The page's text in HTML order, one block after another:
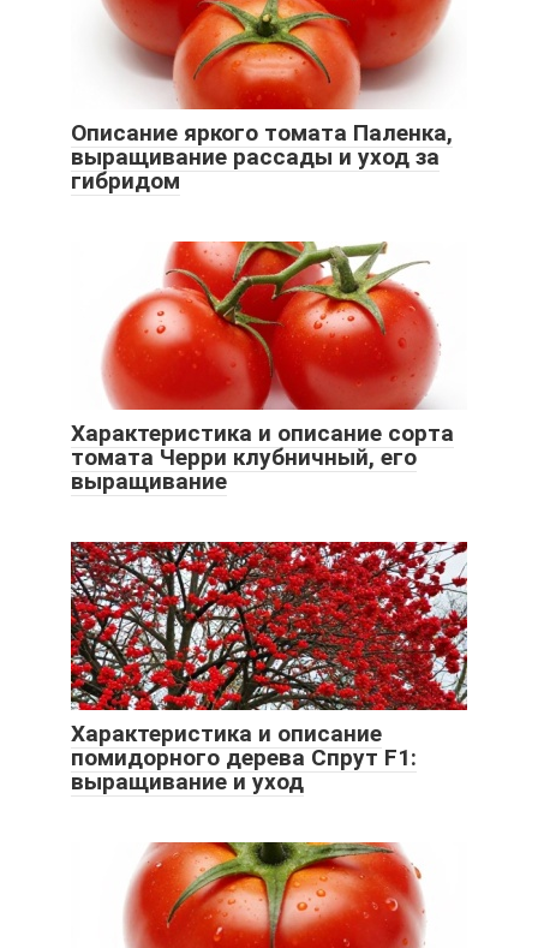
Описание яркого томата Паленка,
выращивание рассады и уход за
гибридом
Характеристика и описание сорта
томата Черри клубничный, его
выращивание
Характеристика и описание
помидорного дерева Спрут F1:
выращивание и уход